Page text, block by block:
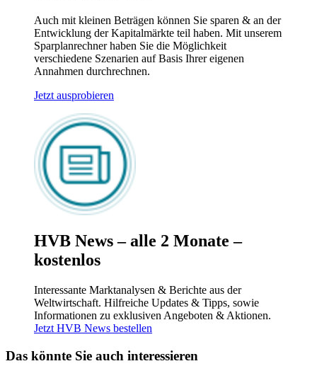
Auch mit kleinen Beträgen können Sie sparen & an der
Entwicklung der Kapitalmärkte teil haben. Mit unserem
Sparplanrechner haben Sie die Möglichkeit
verschiedene Szenarien auf Basis Ihrer eigenen
Annahmen durchrechnen.
Jetzt ausprobieren
HVB News – alle 2 Monate –
kostenlos
Interessante Marktanalysen & Berichte aus der
Weltwirtschaft. Hilfreiche Updates & Tipps, sowie
Informationen zu exklusiven Angeboten & Aktionen.
Jetzt HVB News bestellen
Das könnte Sie auch interessieren